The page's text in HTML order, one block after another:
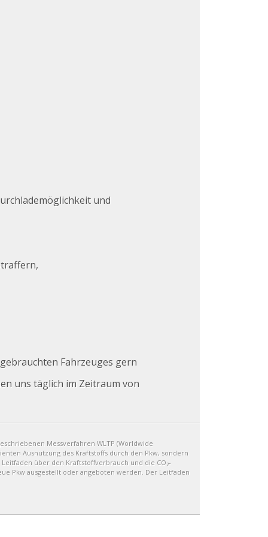
und
Fahrzeuges gern
uns täglich im Zeitraum von
Messverfahren WLTP (Worldwide
Ausnutzung des Kraftstoffs durch den Pkw, sondern
über den Kraftstoffverbrauch und die CO₂-
Pkw ausgestellt oder angeboten werden. Der Leitfaden